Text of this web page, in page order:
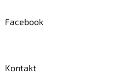
Facebook
Kontakt